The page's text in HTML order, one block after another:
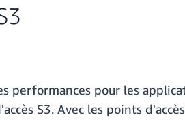
performances pour les
S3. Avec les points